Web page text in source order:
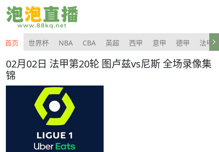
首页 世界杯 NBA CBA 英超 西甲 意甲 德甲 法甲
02月02日 法甲第20轮 图卢兹vs尼斯 全场录像集
锦